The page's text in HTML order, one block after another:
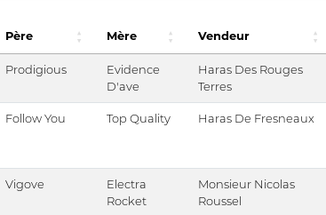
Père Mère Vendeur
Prodigious
Evidence
D'ave
Haras Des Rouges
Terres
Follow You Top Quality Haras De Fresneaux
Vigove
Electra
Rocket
Monsieur Nicolas
Roussel